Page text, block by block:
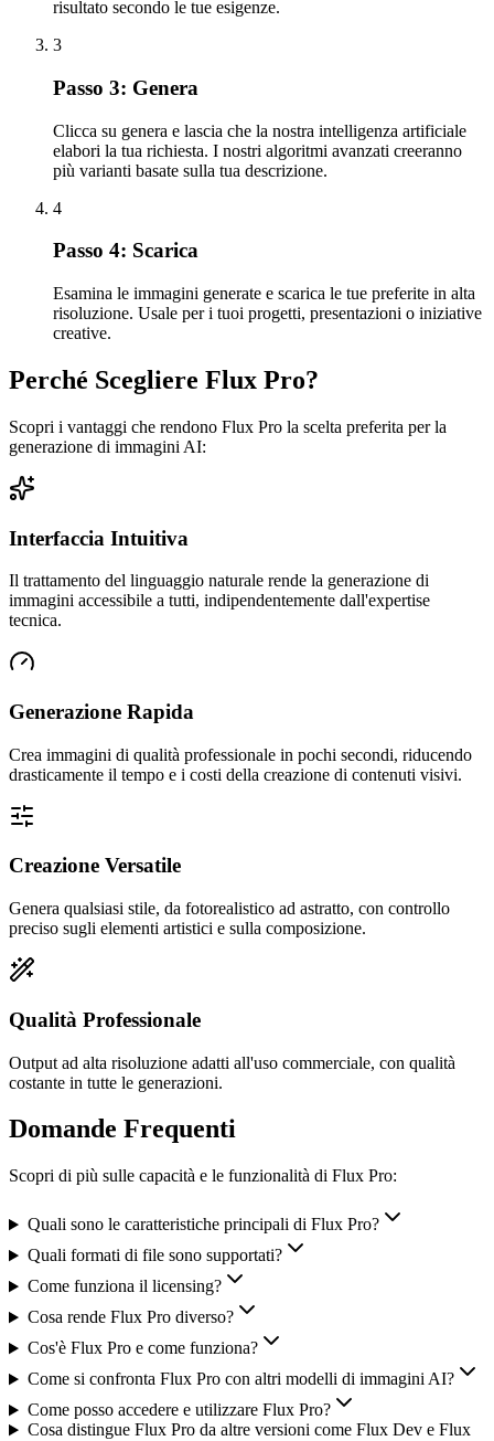
risultato secondo le tue esigenze.
3
Passo 3: Genera
Clicca su genera e lascia che la nostra intelligenza artificiale
elabori la tua richiesta. I nostri algoritmi avanzati creeranno
più varianti basate sulla tua descrizione.
4
Passo 4: Scarica
Esamina le immagini generate e scarica le tue preferite in alta
risoluzione. Usale per i tuoi progetti, presentazioni o iniziative
creative.
Perché Scegliere Flux Pro?
Scopri i vantaggi che rendono Flux Pro la scelta preferita per la
generazione di immagini AI:
Interfaccia Intuitiva
Il trattamento del linguaggio naturale rende la generazione di
immagini accessibile a tutti, indipendentemente dall'expertise
tecnica.
Generazione Rapida
Crea immagini di qualità professionale in pochi secondi, riducendo
drasticamente il tempo e i costi della creazione di contenuti visivi.
Creazione Versatile
Genera qualsiasi stile, da fotorealistico ad astratto, con controllo
preciso sugli elementi artistici e sulla composizione.
Qualità Professionale
Output ad alta risoluzione adatti all'uso commerciale, con qualità
costante in tutte le generazioni.
Domande Frequenti
Scopri di più sulle capacità e le funzionalità di Flux Pro:
Quali sono le caratteristiche principali di Flux Pro?
Quali formati di file sono supportati?
Come funziona il licensing?
Cosa rende Flux Pro diverso?
Cos'è Flux Pro e come funziona?
Come si confronta Flux Pro con altri modelli di immagini AI?
Come posso accedere e utilizzare Flux Pro?
Cosa distingue Flux Pro da altre versioni come Flux Dev e Flux